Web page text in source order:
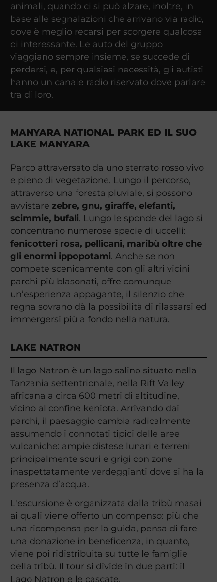
animali, quando ci si può alzare, inoltre, in
base alle segnalazioni che arrivano via radio,
dove è meglio recarsi per scorgere qualcosa
di interessante. Le auto del gruppo
viaggiano sempre insieme, se succede di
perdersi, e, per qualsiasi necessità, gli autisti
hanno un canale radio riservato dove parlare
tra di loro.
MANYARA NATIONAL PARK ED IL SUO
LAKE MANYARA
Parco attraversato da uno sterrato rosso vivo
e pieno di vegetazione. Lungo il percorso,
attraverso una foresta pluviale, si possono
avvistare zebre, gnu, giraffe, elefanti,
scimmie, bufali. Lungo le sponde del lago si
concentrano numerose specie di uccelli:
fenicotteri rosa, pellicani, maribù oltre che
gli enormi ippopotami. Anche se non
compete scenicamente con gli altri vicini
parchi più blasonati, offre comunque
un’esperienza appagante, il silenzio che
regna sovrano dà la possibilità di rilassarsi ed
immergersi più a fondo nella natura.
LAKE NATRON
Il lago Natron è un lago salino situato nella
Tanzania settentrionale, nella Rift Valley
africana a circa 600 metri di altitudine,
vicino al confine keniota. Arrivando dai
parchi, il paesaggio cambia radicalmente
assumendo i connotati tipici delle aree
vulcaniche: ampie distese lunari e terreni
principalmente scuri e grigi con zone
inaspettatamente verdeggianti dove si ha la
presenza d’acqua.
L'escursione è organizzata dalla tribù masai
ai quali viene offerto un compenso: più che
una ricompensa per la guida, pensa di fare
una donazione in beneficenza, in quanto,
viene poi ridistribuita su tutte le famiglie
della tribù. Il tour si divide in due parti: il
Lago Natron e le cascate.